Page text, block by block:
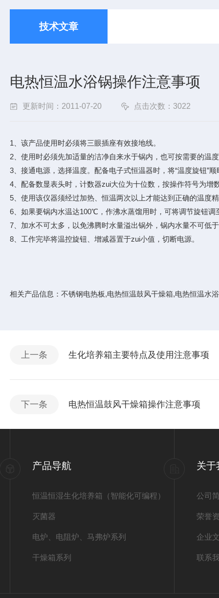
技术文章
电热恒温水浴锅操作注意事项
更新时间：2011-07-20 点击次数：3022
1、该产品使用时必须将三眼插座有效接地线。
2、使用时必须先加适量的洁净自来水于锅内，也可按需要的温
3、接通电源，选择温度。配备电子式恒温器时，将“温度旋钮”
4、配备数显表头时，计数器zui大位为十位数，按操作符号为
5、使用该仪器须经过加热、恒温两次以上才能达到正确的温度
6、如果要锅内水温达100℃，作沸水蒸馏用时，可将调节旋钮调
7、加水不可太多，以免沸腾时水量溢出锅外，锅内水量不可低
8、工作完毕将温控旋钮、增减器置于zui小值，切断电源。
相关产品信息： 不锈钢电热板,电热恒温鼓风干燥箱,电热恒温水
上一条 生化培养箱主要特点及使用注意事项
下一条 电热恒温鼓风干燥箱操作注意事项
产品导航
恒温恒湿生化培养箱（智能化可编程）
灭菌器
电炉、电阻炉、马弗炉系列
干燥箱系列
关于
公司
荣誉
企业
联系